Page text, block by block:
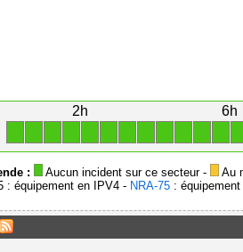
2h
6h
: Aucun incident sur ce secteur - Au
: équipement en IPV4 - NRA-75 :